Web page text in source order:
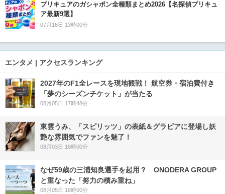
プリキュアのガシャポン全種類まとめ2026【名探偵プリキュ
ア最新9選】
07月16日 13時00分
エンタメ | アクセスランキング
2027年のF1全レースを現地観戦！ 航空券・宿泊費付き
「夢のシーズンチケット」が当たる
08月05日 17時48分
東雲うみ、「スピリッツ」の表紙＆グラビアに登場し妖
艶な雰囲気でファンを魅了！
08月03日 18時00分
なぜ59歳の三浦知良選手を起用？ ONODERA GROUP
と重なった「努力の積み重ね」
08月05日 16時00分